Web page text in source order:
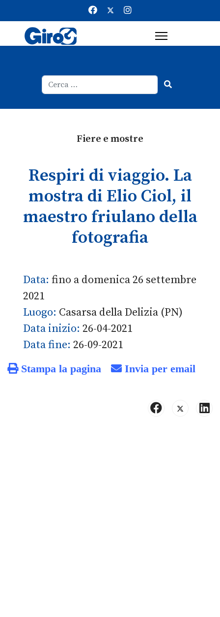
Fiere e mostre
Respiri di viaggio. La
mostra di Elio Ciol, il
maestro friulano della
fotografia
Data: fino a domenica 26 settembre
2021
Luogo: Casarsa della Delizia (PN)
Data inizio: 26-04-2021
Data fine: 26-09-2021
Stampa la pagina Invia per email